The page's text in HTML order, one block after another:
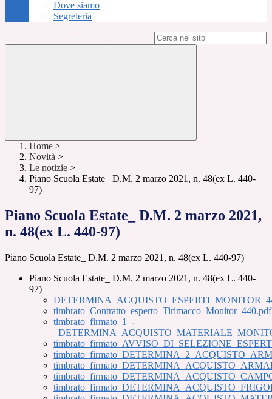
Dove siamo
Segreteria
Home >
Novità >
Le notizie >
Piano Scuola Estate_ D.M. 2 marzo 2021, n. 48(ex L. 440-
97)
Piano Scuola Estate_ D.M. 2 marzo 2021,
n. 48(ex L. 440-97)
Piano Scuola Estate_ D.M. 2 marzo 2021, n. 48(ex L. 440-97)
Piano Scuola Estate_ D.M. 2 marzo 2021, n. 48(ex L. 440-
97)
timbrato_Contratto_esperto_Tirimacco_Monitor_440.pdf
timbrato_firmato_1_-